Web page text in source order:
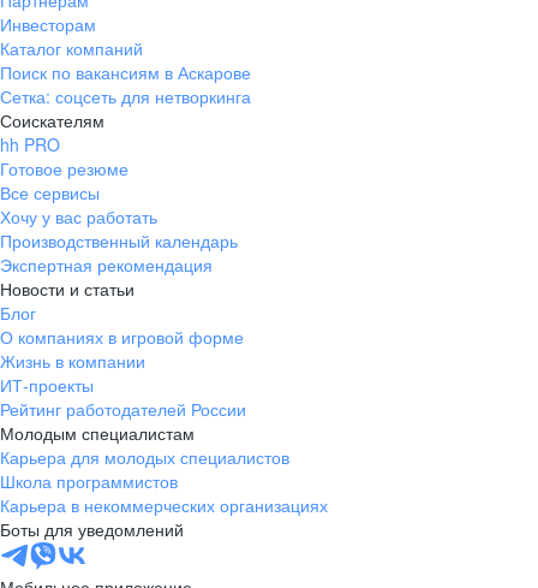
Инвесторам
Каталог компаний
Поиск по вакансиям в Аскарове
Сетка: соцсеть для нетворкинга
Соискателям
hh PRO
Готовое резюме
Все сервисы
Хочу у вас работать
Производственный календарь
Экспертная рекомендация
Новости и статьи
Блог
О компаниях в игровой форме
Жизнь в компании
ИТ-проекты
Рейтинг работодателей России
Молодым специалистам
Карьера для молодых специалистов
Школа программистов
Карьера в некоммерческих организациях
Боты для уведомлений